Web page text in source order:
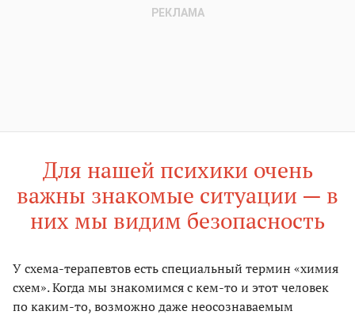
Для нашей психики очень
важны знакомые ситуации — в
них мы видим безопасность
У схема-терапевтов есть специальный термин «химия
схем». Когда мы знакомимся с кем-то и этот человек
по каким-то, возможно даже неосознаваемым